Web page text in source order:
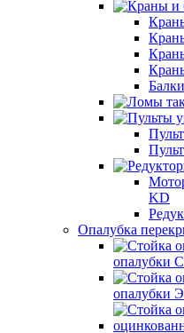
KD
Опалубка
опалубки